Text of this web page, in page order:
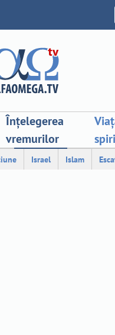
Înțelegerea
vremurilor
Israel Islam